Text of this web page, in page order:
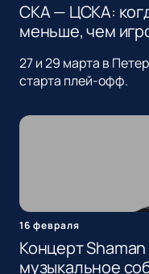
СКА — ЦСКА:
меньше, чем
27 и 29 марта в
старта плей-офф.
16 февраля
Концерт
музыкальное